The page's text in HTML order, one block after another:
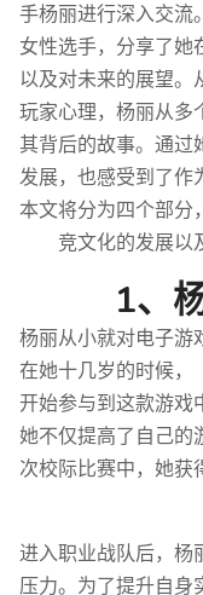
手杨丽进行深入交流
女性选手，分享了她
以及对未来的展望。
玩家心理，杨丽从多
其背后的故事。通过
发展，也感受到了作
本文将分为四个部分
竞文化的发展以
1、
杨丽从小就对电子游
在她十几岁的时候，
开始参与到这款游戏
她不仅提高了自己的
次校际比赛中，她获
进入职业战队后，杨
压力。为了提升自身